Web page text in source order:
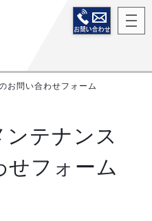
お問い合わせフォーム
テナンス
せフォーム